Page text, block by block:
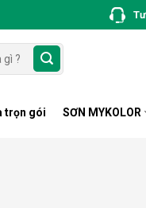
trọn gói SƠN MYKOLOR